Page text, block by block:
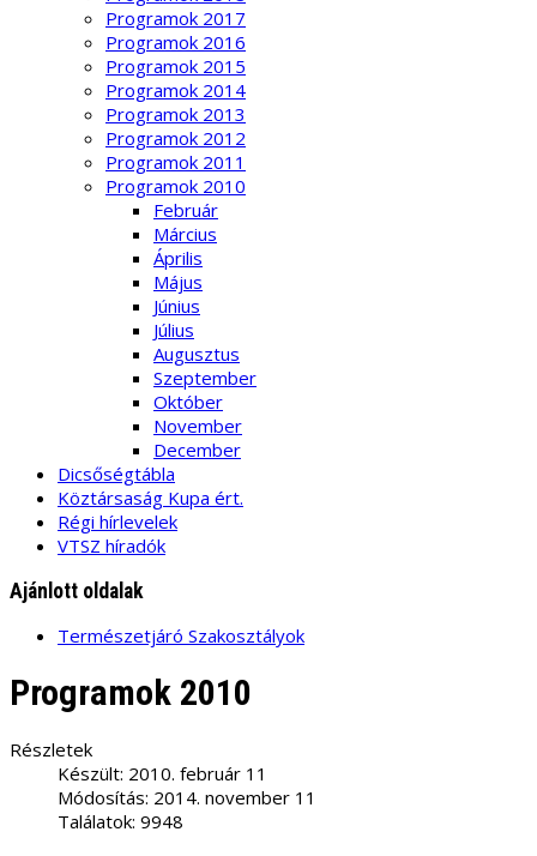
Programok 2017
Programok 2016
Programok 2015
Programok 2014
Programok 2013
Programok 2012
Programok 2011
Programok 2010
Február
Március
Április
Május
Június
Július
Augusztus
Szeptember
Október
November
December
Dicsőségtábla
Köztársaság Kupa ért.
Régi hírlevelek
VTSZ híradók
Ajánlott oldalak
Természetjáró Szakosztályok
Programok 2010
Részletek
Készült: 2010. február 11
Módosítás: 2014. november 11
Találatok: 9948